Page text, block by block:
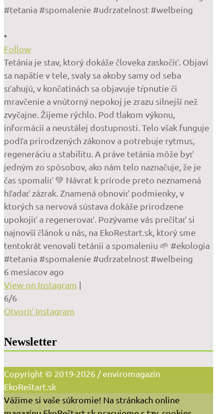
•
Follow
Tetánia je stav, ktorý dokáže človeka zaskočiť. Objaví
sa napätie v tele, svaly sa akoby samy od seba
sťahujú, v končatinách sa objavuje tŕpnutie či
mravčenie a vnútorný nepokoj je zrazu silnejší než
zvyčajne. Žijeme rýchlo. Pod tlakom výkonu,
informácií a neustálej dostupnosti. Telo však funguje
podľa prirodzených zákonov a potrebuje rytmus,
regeneráciu a stabilitu. A práve tetánia môže byť
jedným zo spôsobov, ako nám telo naznačuje, že je
čas spomaliť 💚 Návrat k prírode preto neznamená
hľadať zázrak. Znamená obnoviť podmienky, v
ktorých sa nervová sústava dokáže prirodzene
upokojiť a regenerovať. Pozývame vás prečítať si
najnovší článok u nás, na EkoRestart.sk, ktorý sme
tentokrát venovali tetánii a spomaleniu 🌱 #ekologia
#tetania #spomalenie #udrzatelnost #welbeing
6 mesiacov ago
View on Instagram |
6/6
Otvoriť Instagram
Newsletter
Copyright © 2019-2026 / enviromagazín
EkoReštart.sk
Vážime si vaše súkromie! Na stránkach online